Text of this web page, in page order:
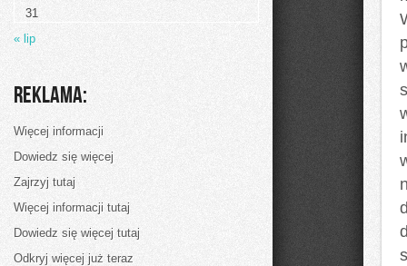
jesteśmy
morzem
31
« lip
Reklama:
Więcej informacji
Dowiedz się więcej
Zajrzyj tutaj
Więcej informacji tutaj
Dowiedz się więcej tutaj
Odkryj więcej już teraz